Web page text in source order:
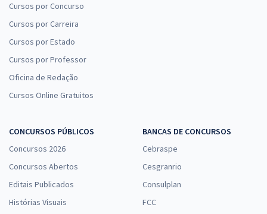
Cursos por Concurso
Cursos por Carreira
Cursos por Estado
Cursos por Professor
Oficina de Redação
Cursos Online Gratuitos
CONCURSOS PÚBLICOS
Concursos 2026
Concursos Abertos
Editais Publicados
Histórias Visuais
BANCAS DE CONCURSOS
Cebraspe
Cesgranrio
Consulplan
FCC